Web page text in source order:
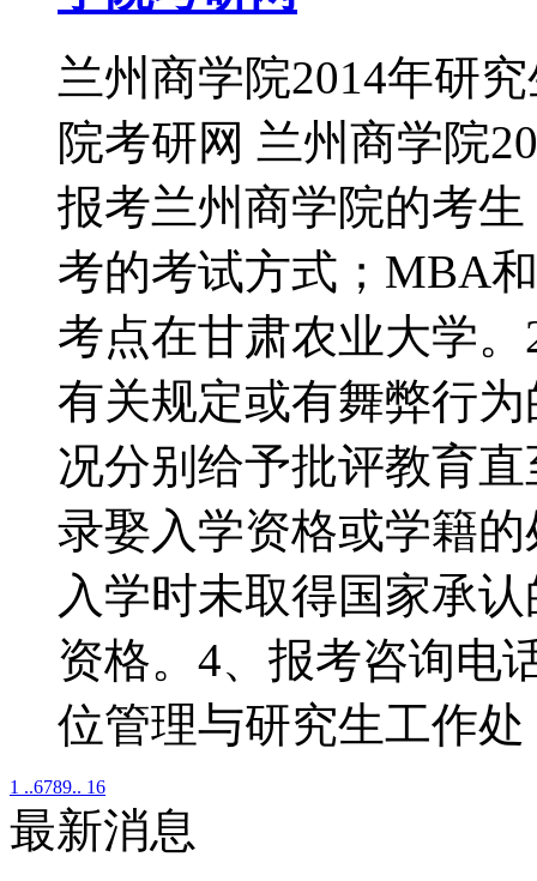
兰州商学院2014年研
院考研网 兰州商学院
报考兰州商学院的考
考的考试方式；MBA
考点在甘肃农业大学
有关规定或有舞弊行
况分别给予批评教育
录娶入学资格或学籍
入学时未取得国家承
资格。4、报考咨询电
位管理与研究生工作处
1 ..6789.. 16
最新消息